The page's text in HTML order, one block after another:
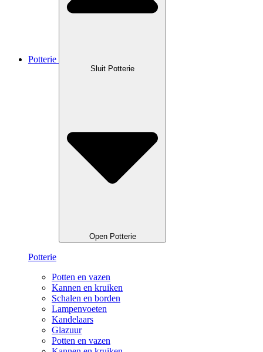
Potterie
Sluit Potterie
Open Potterie
Potterie
Potten en vazen
Kannen en kruiken
Schalen en borden
Lampenvoeten
Kandelaars
Glazuur
Potten en vazen